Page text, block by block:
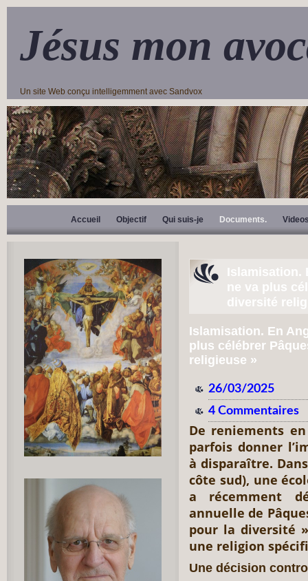
Jésus mon
Un site Web conçu intelligemment avec Sandvox
Accueil Objectif Qui suis-je Documents.
Islamisation.
ne va plus
diversité
Islamisation. En
plus célébrer
religieuse »
26/03/2025
4 Commentaires
De reniements
parfois donner
à disparaître.
côte sud), une
a récemment
annuelle de
pour la diversité
une religion
Une décision